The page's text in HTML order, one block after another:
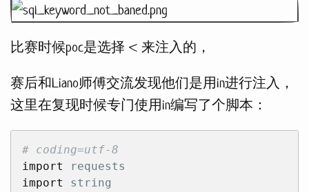
比赛时候poc是选择 < 来注入的，
赛后和Liano师傅交流发现他们是用in进行注入，
这里在复现时候专门使用in编写了个脚本：
import
requests
import
string